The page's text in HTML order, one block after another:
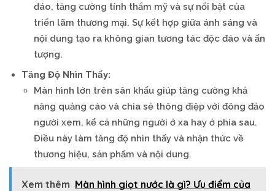
đáo, tăng cường tính thẩm mỹ và sự nổi bật của
triển lãm thương mại. Sự kết hợp giữa ánh sáng và
nội dung tạo ra không gian tương tác độc đáo và ấn
tượng.
Tăng Độ Nhìn Thấy:
Màn hình lớn trên sân khấu giúp tăng cường khả
năng quảng cáo và chia sẻ thông điệp với đông đảo
người xem, kể cả những người ở xa hay ở phía sau.
Điều này làm tăng độ nhìn thấy và nhận thức về
thương hiệu, sản phẩm và nội dung.
Xem thêm Màn hình giọt nước là gì? Ưu điểm của